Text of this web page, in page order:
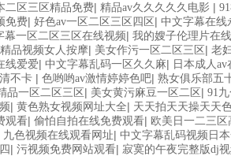
二区三区精品免费| 精品av久久久久久电影 |
免费| 好色av一区二区三区四区 | 中文字幕在线
幕一区二区三区在线视频| 我的嫂子伦理片在
品视频女人按摩| 美女作污一区二区三区 | 老
线爱爱| 中文字幕乱码一区久久麻| 日本成人
不卡 | 色哟哟av激情婷婷色吧| 熟女俱乐部五
品一区二区三区| 美女黄污麻豆一区二区 | 91
| 黄色熟女视频网址大全| 天天拍天天操天天
观看| 偷怕自拍在线免费观看| 欧美日一二三区
九色视频在线观看网址| 中文字幕乱码视频日
| 污视频免费网站观看| 寂寞的午夜完整版dj